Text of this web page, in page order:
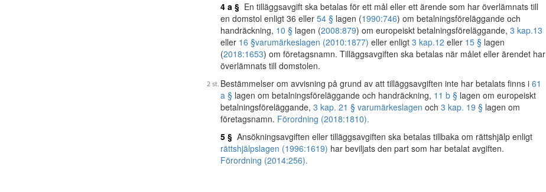
4 a § En tilläggsavgift ska betalas för ett mål eller ett ärende som har överlämnats till
en domstol enligt 36 eller 54 § lagen (1990:746) om betalningsföreläggande och
handräckning, 10 § lagen (2008:879) om europeiskt betalningsföreläggande, 3 kap.13
eller 16 §varumärkeslagen (2010:1877) eller enligt 3 kap.12 eller 15 § lagen
(2018:1653) om företagsnamn. Tilläggsavgiften ska betalas när målet eller ärendet har
överlämnats till domstolen.
Bestämmelser om avvisning på grund av att tilläggsavgiften inte har betalats finns i 61
a § lagen om betalningsföreläggande och handräckning, 11 b § lagen om europeiskt
betalningsföreläggande, 3 kap. 21 § varumärkeslagen och 3 kap. 19 § lagen om
företagsnamn. Förordning (2018:1810).
5 § Ansökningsavgiften eller tilläggsavgiften ska betalas tillbaka om rättshjälp enligt
rättshjälpslagen (1996:1619) har beviljats den part som har betalat avgiften.
Förordning (2014:256).